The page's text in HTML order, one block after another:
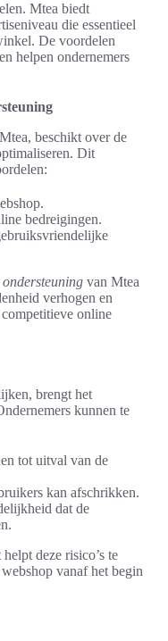
Mtea biedt
die essentieel
De voordelen
helpen ondernemers
beschikt over de
Dit
bedreigingen.
van Mtea
verhogen en
online
brengt het
kunnen te
tot uitval van de
kan afschrikken.
dat de
deze risico’s te
vanaf het begin